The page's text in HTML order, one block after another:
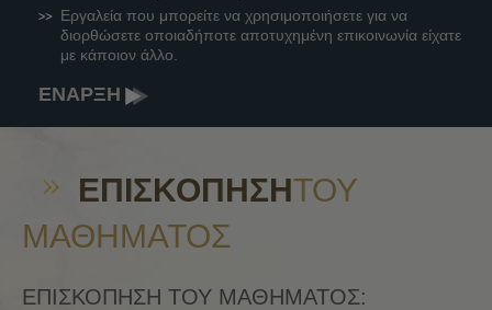
Εργαλεία που μπορείτε να χρησιμοποιήσετε για να
διορθώσετε οποιαδήποτε αποτυχημένη επικοινωνία είχατε
με κάποιον άλλο.
ΕΝΑΡΞΗ
ΕΠΙΣΚΌΠΗΣΗΤΟΥ
ΜΑΘΉΜΑΤΟΣ
ΕΠΙΣΚΟΠΗΣΗ ΤΟΥ ΜΑΘΗΜΑΤΟΣ: